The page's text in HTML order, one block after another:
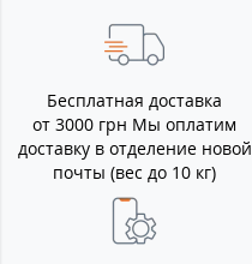
Бесплатная доставка
от 3000 грн Мы оплатим
доставку в отделение новой
почты (вес до 10 кг)